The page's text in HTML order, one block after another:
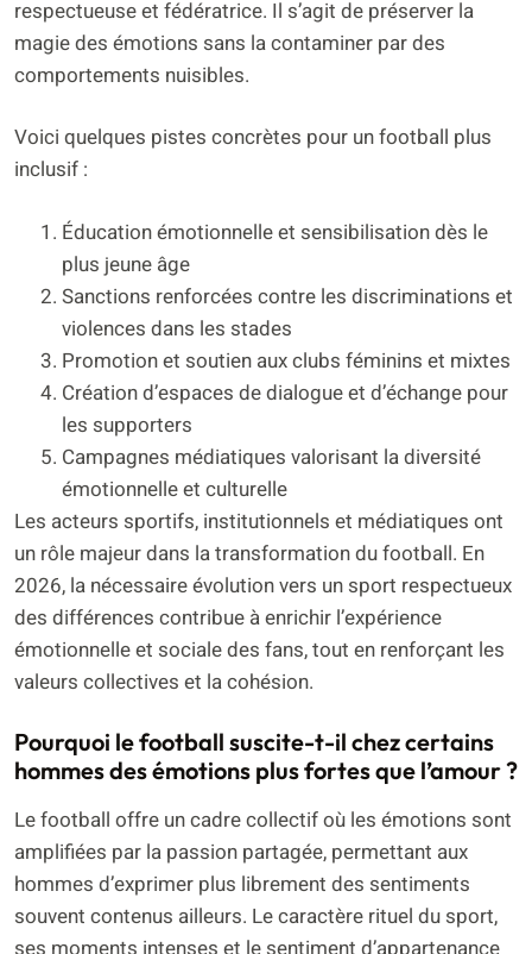
respectueuse et fédératrice. Il s’agit de préserver la
magie des émotions sans la contaminer par des
comportements nuisibles.
Voici quelques pistes concrètes pour un football plus
inclusif :
Éducation émotionnelle et sensibilisation dès le
plus jeune âge
Sanctions renforcées contre les discriminations et
violences dans les stades
Promotion et soutien aux clubs féminins et mixtes
Création d’espaces de dialogue et d’échange pour
les supporters
Campagnes médiatiques valorisant la diversité
émotionnelle et culturelle
Les acteurs sportifs, institutionnels et médiatiques ont
un rôle majeur dans la transformation du football. En
2026, la nécessaire évolution vers un sport respectueux
des différences contribue à enrichir l’expérience
émotionnelle et sociale des fans, tout en renforçant les
valeurs collectives et la cohésion.
Pourquoi le football suscite-t-il chez certains
hommes des émotions plus fortes que l’amour ?
Le football offre un cadre collectif où les émotions sont
amplifiées par la passion partagée, permettant aux
hommes d’exprimer plus librement des sentiments
souvent contenus ailleurs. Le caractère rituel du sport,